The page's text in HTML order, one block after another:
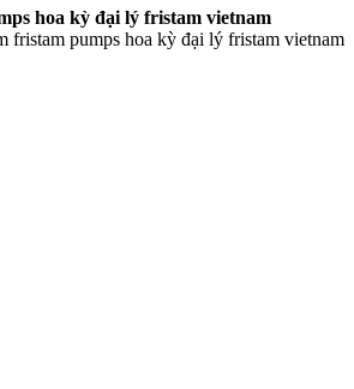
hoa kỳ đại lý fristam vietnam
fristam pumps hoa kỳ đại lý fristam vietnam